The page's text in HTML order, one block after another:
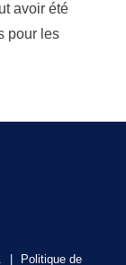
avoir été
pour les
Politique de